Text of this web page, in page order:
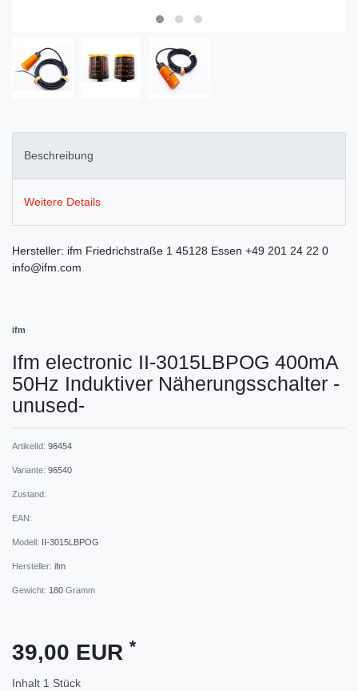
Beschreibung
Weitere Details
Hersteller: ifm Friedrichstraße 1 45128 Essen +49 201 24 22 0
info@ifm.com
ifm
Ifm electronic II-3015LBPOG 400mA
50Hz Induktiver Näherungsschalter -
unused-
ArtikelId: 96454
Variante: 96540
Zustand:
EAN:
Modell: II-3015LBPOG
Hersteller: ifm
Gewicht: 180 Gramm
39,00 EUR *
Inhalt 1 Stück